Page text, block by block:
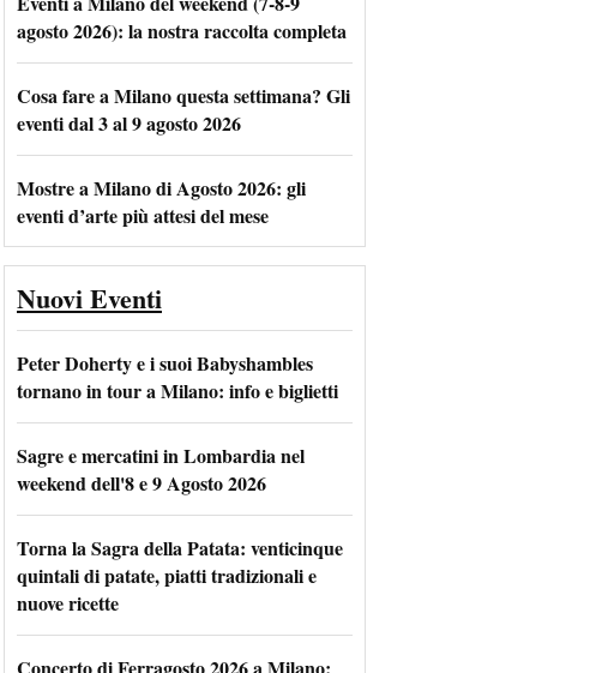
Email
agosto 2026): la nostra raccolta completa
Cosa fare a Milano questa settimana? Gli
eventi dal 3 al 9 agosto 2026
Mostre a Milano di Agosto 2026: gli
eventi d’arte più attesi del mese
Nuovi Eventi
Peter Doherty e i suoi Babyshambles
tornano in tour a Milano: info e biglietti
Sagre e mercatini in Lombardia nel
weekend dell'8 e 9 Agosto 2026
Torna la Sagra della Patata: venticinque
quintali di patate, piatti tradizionali e
nuove ricette